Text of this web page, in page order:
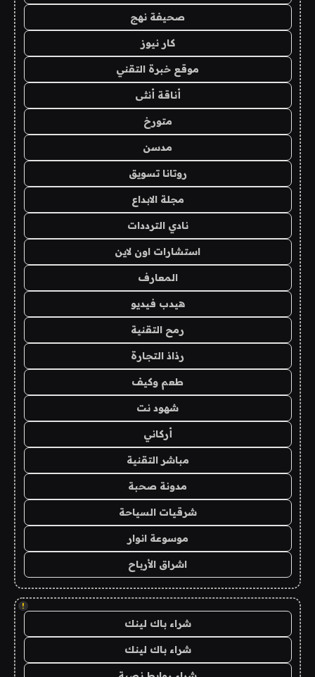
صحيفة نهج
كار نيوز
موقع خبرة التقني
أناقة أنثى
متورخ
مدسن
روتانا تسويق
مجلة الابداع
نادي الترددات
استشارات اون لاين
المعارف
هيدب فيديو
رمح التقنية
رذاذ التجارة
طعم وكيف
شهود نت
أركاني
مباشر التقنية
مدونة صحبة
شرقيات السياحة
موسوعة انوار
اشراق الأرباح
!
شراء باك لينك
شراء باك لينك